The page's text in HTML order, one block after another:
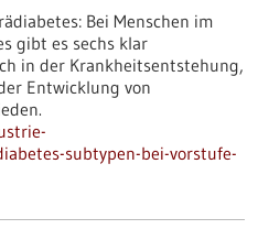
Bei Menschen im
gibt es sechs klar
in der Krankheitsentstehung,
Entwicklung von
subtypen-bei-vorstufe-